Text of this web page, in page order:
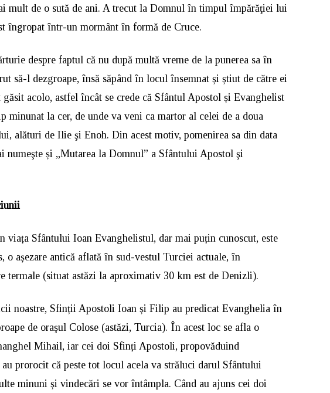
mult de o sută de ani. A trecut la Domnul în timpul împărăţiei lui
îngropat într-un mormânt în formă de Cruce.
despre faptul că nu după multă vreme de la punerea sa în
să-l dezgroape, însă săpând în locul însemnat și știut de către ei
acolo, astfel încât se crede că Sfântul Apostol și Evanghelist
minunat la cer, de unde va veni ca martor al celei de a doua
alături de Ilie şi Enoh. Din acest motiv, pomenirea sa din data
numeşte și „Mutarea la Domnul” a Sfântului Apostol şi
viața Sfântului Ioan Evanghelistul, dar mai puțin cunoscut, este
o așezare antică aflată în sud-vestul Turciei actuale, în
termale (situat astăzi la aproximativ 30 km est de Denizli).
noastre, Sfinții Apostoli Ioan și Filip au predicat Evanghelia în
de oraşul Colose (astăzi, Turcia). În acest loc se afla o
Mihail, iar cei doi Sfinți Apostoli, propovăduind
prorocit că peste tot locul acela va străluci darul Sfântului
minuni și vindecări se vor întâmpla. Când au ajuns cei doi